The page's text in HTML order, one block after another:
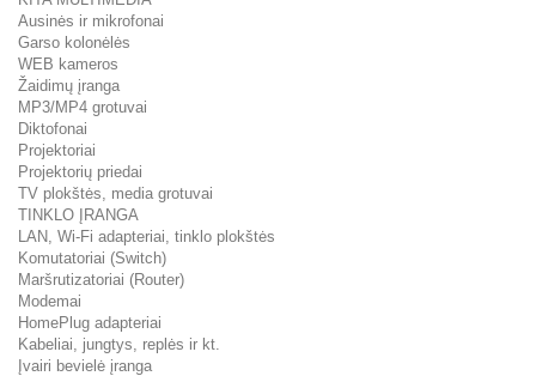
Ausinės ir mikrofonai
Garso kolonėlės
WEB kameros
Žaidimų įranga
MP3/MP4 grotuvai
Diktofonai
Projektoriai
Projektorių priedai
TV plokštės, media grotuvai
TINKLO ĮRANGA
LAN, Wi-Fi adapteriai, tinklo plokštės
Komutatoriai (Switch)
Maršrutizatoriai (Router)
Modemai
HomePlug adapteriai
Kabeliai, jungtys, replės ir kt.
Įvairi bevielė įranga